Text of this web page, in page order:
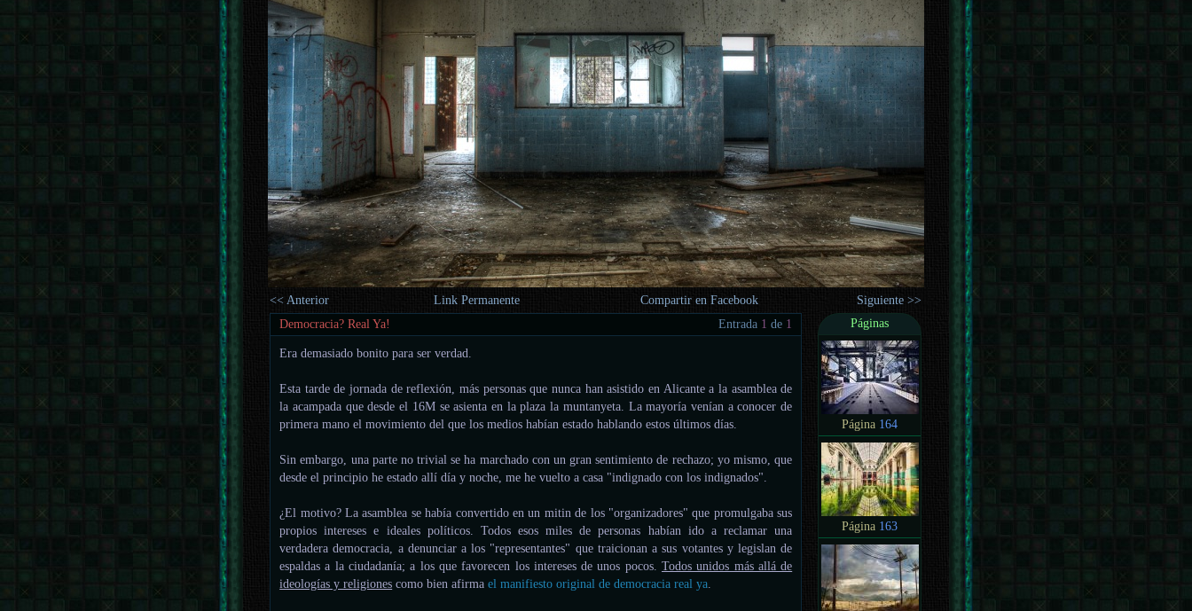
<< Anterior Link Permanente Compartir en Facebook
Siguiente >>
Democracia? Real Ya!
Entrada 1 de 1
Era demasiado bonito para ser verdad.
Esta tarde de jornada de reflexión, más personas que nunca han asistido en Alicante a la asamblea de
la acampada que desde el 16M se asienta en la plaza la muntanyeta. La mayoría venían a conocer de
primera mano el movimiento del que los medios habían estado hablando estos últimos días.
Sin embargo, una parte no trivial se ha marchado con un gran sentimiento de rechazo; yo mismo, que
desde el principio he estado allí día y noche, me he vuelto a casa "indignado con los indignados".
¿El motivo? La asamblea se había convertido en un mitin de los "organizadores" que promulgaba sus
propios intereses e ideales políticos. Todos esos miles de personas habían ido a reclamar una
verdadera democracia, a denunciar a los "representantes" que traicionan a sus votantes y legislan de
espaldas a la ciudadanía; a los que favorecen los intereses de unos pocos.Todos unidos más allá de
ideologías y religiones como bien afirmael manifiesto original de democracia real ya
Páginas
Página 164
Página 163